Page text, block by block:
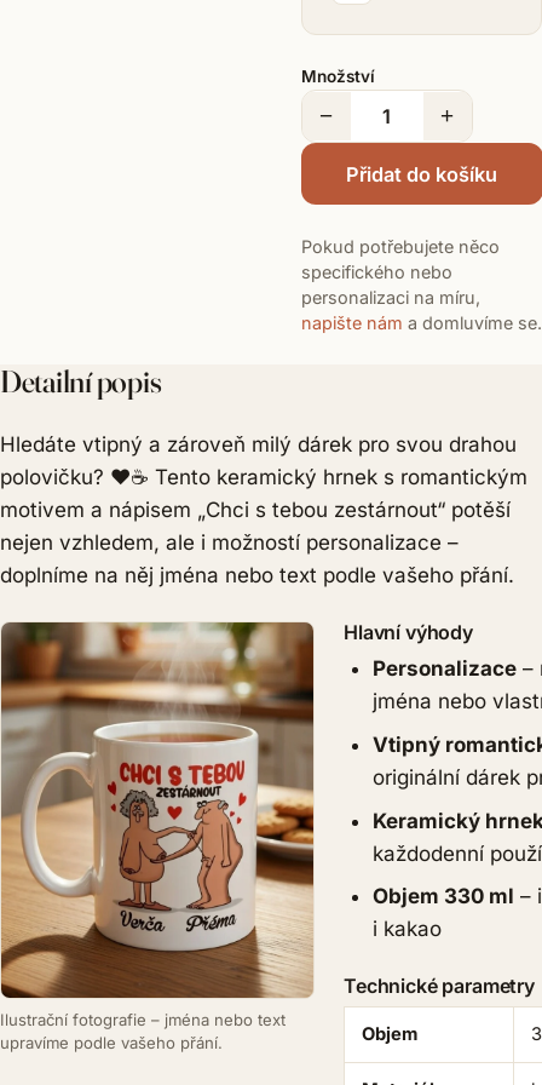
Množství
− +
Přidat do košíku
Pokud potřebujete něco
specifického nebo
personalizaci na míru,
napište nám a domluvíme se.
Detailní popis
Hledáte vtipný a zároveň milý dárek pro svou drahou
polovičku? ❤️☕ Tento keramický hrnek s romantickým
motivem a nápisem „Chci s tebou zestárnout“ potěší
nejen vzhledem, ale i možností personalizace –
doplníme na něj jména nebo text podle vašeho přání.
Ilustrační fotografie – jména nebo text
upravíme podle vašeho přání.
Hlavní výhody
Personalizace–
jména nebo
Vtipný
originální dárek
Keramický
každodenní
Objem 330 ml –
i kakao
Technické parametry
Objem